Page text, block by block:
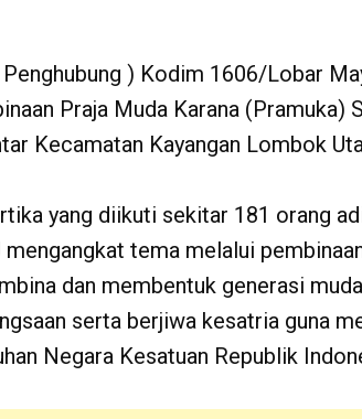
) Kodim 1606/Lobar
Praja Muda Karana (Pramuka)
Kecamatan Kayangan Lombok
yang diikuti sekitar 181 orang
tema melalui
dan membentuk generasi
serta berjiwa kesatria guna
Negara Kesatuan Republik